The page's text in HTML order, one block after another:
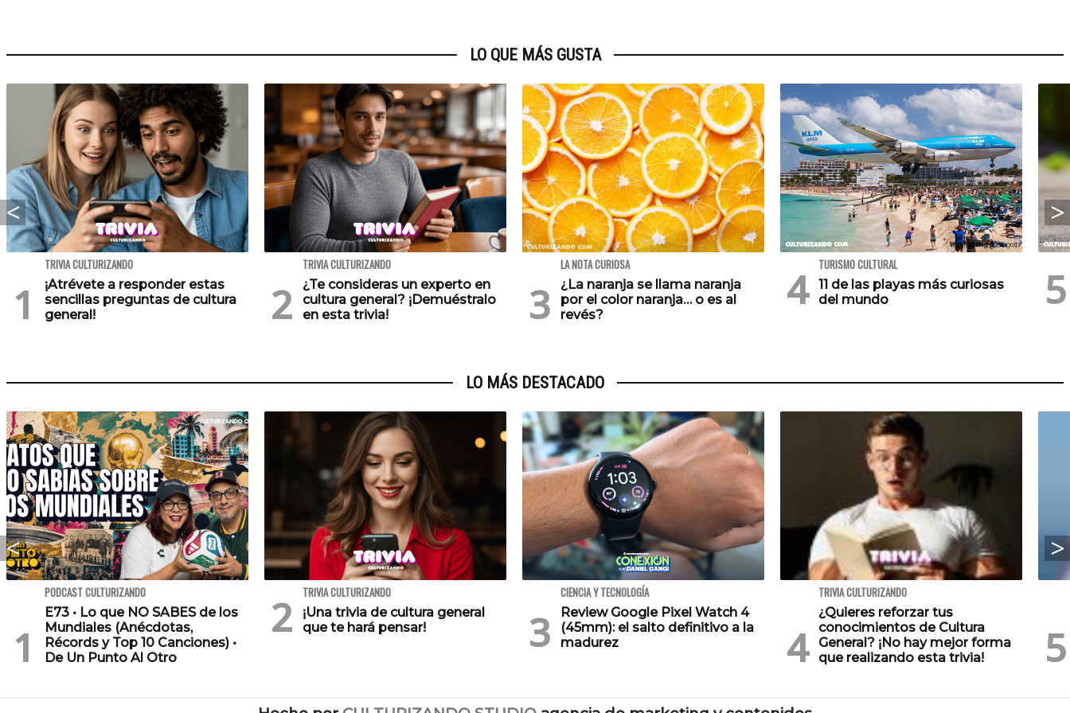
LO QUE MÁS GUSTA
TRIVIA CULTURIZANDO
¡Atrévete a responder estas
sencillas preguntas de cultura
general!
TRIVIA CULTURIZANDO
¿Te consideras un experto en
cultura general? ¡Demuéstralo
en esta trivia!
LA NOTA CURIOSA
¿La naranja se llama naranja
por el color naranja… o es al
revés?
TURISMO CULTURAL
11 de las playas más curiosas
del mundo
LO MÁS DESTACADO
PODCAST CULTURIZANDO
E73 • Lo que NO SABES de los
Mundiales (Anécdotas,
Récords y Top 10 Canciones) •
De Un Punto Al Otro
TRIVIA CULTURIZANDO
¡Una trivia de cultura general
que te hará pensar!
CIENCIA Y TECNOLOGÍA
Review Google Pixel Watch 4
(45mm): el salto definitivo a la
madurez
TRIVIA CULTURIZANDO
¿Quieres reforzar tus
conocimientos de Cultura
General? ¡No hay mejor forma
que realizando esta trivia!